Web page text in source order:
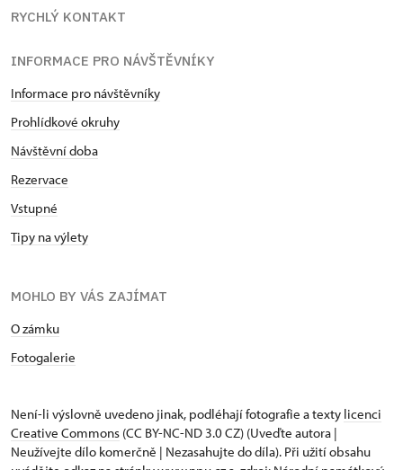
RYCHLÝ KONTAKT
INFORMACE PRO NÁVŠTĚVNÍKY
Informace pro návštěvníky
Prohlídkové okruhy
Návštěvní doba
Rezervace
Vstupné
Tipy na výlety
MOHLO BY VÁS ZAJÍMAT
O zámku
Fotogalerie
Není-li výslovně uvedeno jinak, podléhají fotografie a texty licenci
Creative Commons (CC BY-NC-ND 3.0 CZ) (Uveďte autora |
Neužívejte dílo komerčně | Nezasahujte do díla). Při užití obsahu